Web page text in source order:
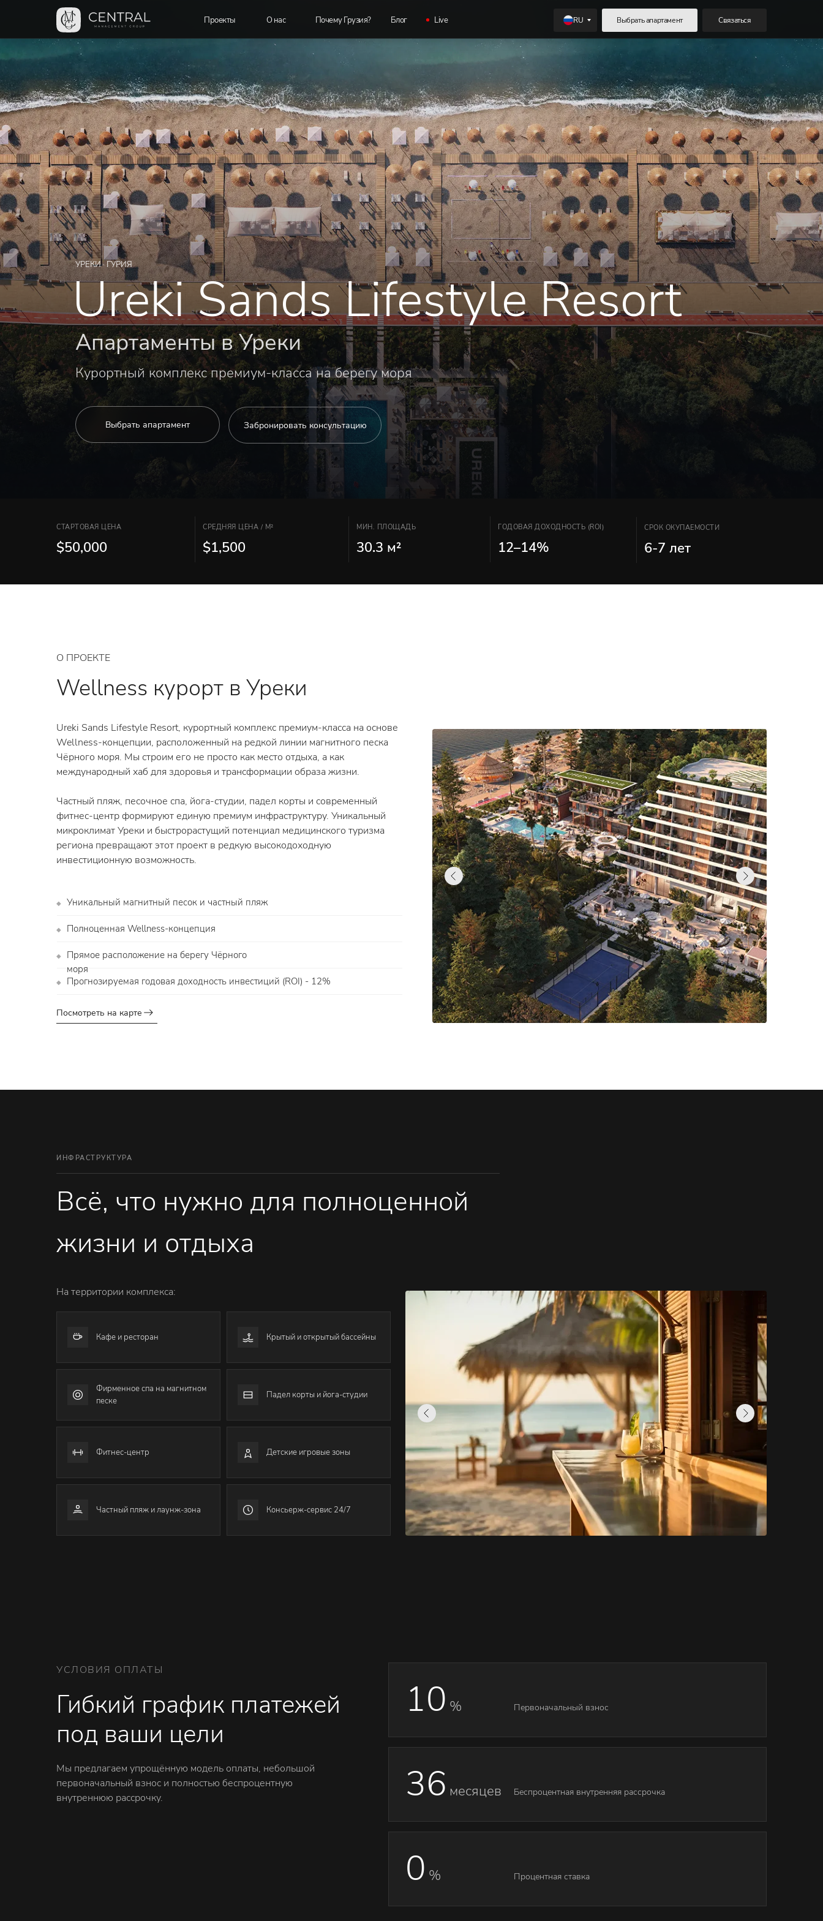
Блог
Почему Грузия?
О нас
Проекты Live Связаться
Выбрать апартамент
RU
УРЕКИ · ГУРИЯ
Курортный комплекс премиум-класса на берегу моря
Апартаменты в Уреки
Ureki Sands Lifestyle Resort
Забронировать консультацию
Выбрать апартамент
$1,500
СРЕДНЯЯ ЦЕНА / M²
30.3 м²
МИН. ПЛОЩАДЬ
6-7 лет
СРОК ОКУПАЕМОСТИ
12–14%
ГОДОВАЯ ДОХОДНОСТЬ (ROI)
$50,000
СТАРТОВАЯ ЦЕНА
Прогнозируемая годовая доходность инвестиций (ROI) - 12%
◆
Прямое расположение на берегу Чёрного
моря
◆
Полноценная Wellness-концепция
◆
Уникальный магнитный песок и частный пляж
◆
Ureki Sands Lifestyle Resort, курортный комплекс премиум-класса на основе
Wellness-концепции, расположенный на редкой линии магнитного песка
Чёрного моря. Мы строим его не просто как место отдыха, а как
международный хаб для здоровья и трансформации образа жизни.
Частный пляж, песочное спа, йога-студии, падел корты и современный
фитнес-центр формируют единую премиум инфраструктуру. Уникальный
микроклимат Уреки и быстрорастущий потенциал медицинского туризма
региона превращают этот проект в редкую высокодоходную
инвестиционную возможность.
О ПРОЕКТЕ
Wellness курорт в Уреки
Посмотреть на карте
На территории комплекса:
ИНФРАСТРУКТУРА
Всё, что нужно для полноценной
жизни и отдыха
Фирменное спа на магнитном
песке
Падел корты и йога-студии
Фитнес-центр Детские игровые зоны
Частный пляж и лаунж-зона Консьерж-сервис 24/7
Крытый и открытый бассейны
Кафе и ресторан
Мы предлагаем упрощённую модель оплаты, небольшой
первоначальный взнос и полностью беспроцентную
внутреннюю рассрочку.
УСЛОВИЯ ОПЛАТЫ
36 месяцев Беспроцентная внутренняя рассрочка
0 % Процентная ставка
10 % Первоначальный взнос
Гибкий график платежей
под ваши цели